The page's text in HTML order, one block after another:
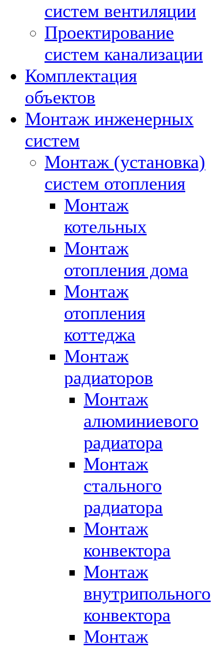
систем вентиляции
Проектирование
систем канализации
Комплектация
объектов
Монтаж инженерных
систем
Монтаж (установка)
систем отопления
Монтаж
котельных
Монтаж
отопления дома
Монтаж
отопления
коттеджа
Монтаж
радиаторов
Монтаж
алюминиевого
радиатора
Монтаж
стального
радиатора
Монтаж
конвектора
Монтаж
внутрипольного
конвектора
Монтаж